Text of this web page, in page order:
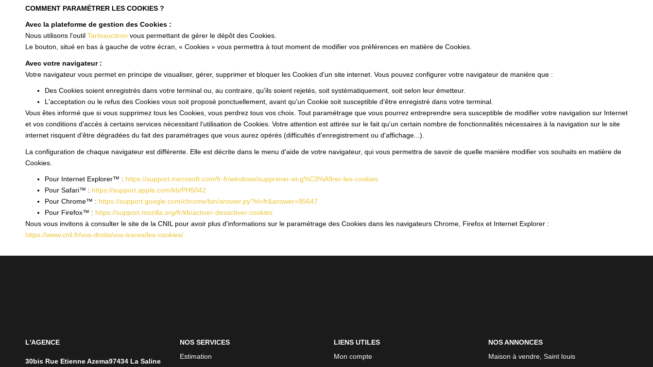
COMMENT PARAMÉTRER LES COOKIES ?
Avec la plateforme de gestion des Cookies :
Nous utilisons l'outil Tarteaucitron vous permettant de gérer le dépôt des Cookies.
Le bouton, situé en bas à gauche de votre écran, « Cookies » vous permettra à tout moment de modifier vos préférences en matière de Cookies.
Avec votre navigateur :
Votre navigateur vous permet en principe de visualiser, gérer, supprimer et bloquer les Cookies d'un site internet. Vous pouvez configurer votre navigateur de manière que :
Des Cookies soient enregistrés dans votre terminal ou, au contraire, qu'ils soient rejetés, soit systématiquement, soit selon leur émetteur.
L'acceptation ou le refus des Cookies vous soit proposé ponctuellement, avant qu'un Cookie soit susceptible d'être enregistré dans votre terminal.
Vous êtes informé que si vous supprimez tous les Cookies, vous perdrez tous vos choix. Tout paramétrage que vous pourrez entreprendre sera susceptible de modifier votre navigation sur Internet
et vos conditions d'accès à certains services nécessitant l'utilisation de Cookies. Votre attention est attirée sur le fait qu'un certain nombre de fonctionnalités nécessaires à la navigation sur le site
internet risquent d'être dégradées du fait des paramétrages que vous aurez opérés (difficultés d'enregistrement ou d'affichage...).
La configuration de chaque navigateur est différente. Elle est décrite dans le menu d'aide de votre navigateur, qui vous permettra de savoir de quelle manière modifier vos souhaits en matière de
Cookies.
Pour Internet Explorer™ : https://support.microsoft.com/fr-fr/windows/supprimer-et-g%C3%A9rer-les-cookies
Pour Safari™ : https://support.apple.com/kb/PH5042
Pour Chrome™ : https://support.google.com/chrome/bin/answer.py?hl=fr&answer=95647
Pour Firefox™ : https://support.mozilla.org/fr/kb/activer-desactiver-cookies
Nous vous invitons à consulter le site de la CNIL pour avoir plus d'informations sur le paramétrage des Cookies dans les navigateurs Chrome, Firefox et Internet Explorer :
https://www.cnil.fr/vos-droits/vos-traces/les-cookies/
L'AGENCE
30bis Rue Etienne Azema97434 La Saline
NOS SERVICES
Estimation
LIENS UTILES
Mon compte
NOS ANNONCES
Maison à vendre, Saint louis